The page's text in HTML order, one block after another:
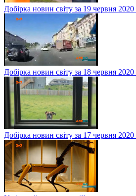
Добірка новин світу за 19 червня
Добірка новин світу за 18 червня
Добірка новин світу за 17 червня